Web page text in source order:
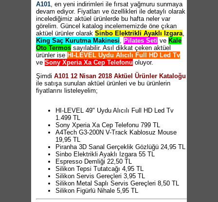
A101, en yeni indirimleri ile fırsat yağmuru sunmaya
devam ediyor. Fiyatları ve özellikleri ile detaylı olarak
incelediğimiz aktüel ürünlerde bu hafta neler var
görelim. Güncel katalog incelememizde öne çıkan
aktüel ürünler olarak Sinbo Elektrikli Ayaklı Izgara,
King Saç Kurutma Makinesi, Pilates Seti ve Kale
Oto Termos sayılabilir. Asıl dikkat çeken aktüel
ürünler ise HI-LEVEL Uydu Alıcılı Full HD Led Tv
ve Sony Xperia Xa Cep Telefonu oluyor.
Şimdi A101 12 Nisan 2018 Aktüel Ürünler Kataloğu
ile satışa sunulan aktüel ürünleri ve bu ürünlerin
fiyatlarını listeleyelim;
HI-LEVEL 49" Uydu Alıcılı Full HD Led Tv
1.499 TL
Sony Xperia Xa Cep Telefonu 799 TL
A4Tech G3-200N V-Track Kablosuz Mouse
19,95 TL
Piranha 3D Sanal Gerçeklik Gözlüğü 24,95 TL
Sinbo Elektrikli Ayaklı Izgara 55 TL
Espresso Demliği 22,50 TL
Silikon Tepsi Tutatcağı 4,95 TL
Silikon Servis Gereçleri 3,95 TL
Silikon Metal Saplı Servis Gereçleri 8,50 TL
Silikon Figürlü Nihale 5,95 TL
Silikon Merdane 19,95 TL